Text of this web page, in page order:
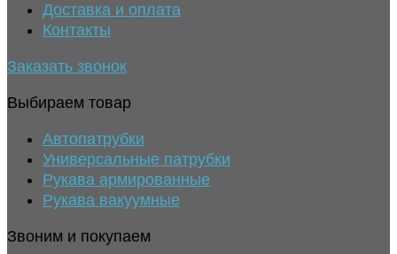
Доставка и оплата
Контакты
Заказать звонок
Выбираем товар
Автопатрубки
Универсальные патрубки
Рукава армированные
Рукава вакуумные
Звоним и покупаем